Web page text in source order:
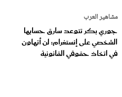
مشاهير العرب
جوري بكر تتوعد سارق حسابها
الشخصي على إنستغرام: لن أتهاون
في اتخاذ حقوقي القانونية